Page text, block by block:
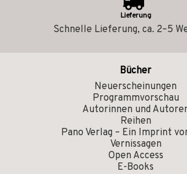
Lieferung
Schnelle Lieferung, ca. 2–5
Bücher
Neuerscheinungen
Programmvorschau
Autorinnen und
Reihen
Pano Verlag – Ein Imprint
Vernissagen
Open Access
E-Books